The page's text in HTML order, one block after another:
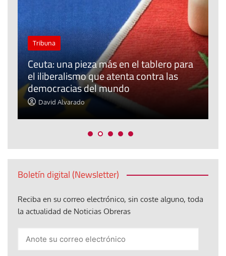
Tribuna
Ceuta: una pieza más en el tablero para
el iliberalismo que atenta contra las
democracias del mundo
David Alvarado
Boletín digital (Newsletter)
Reciba en su correo electrónico, sin coste alguno, toda
la actualidad de Noticias Obreras